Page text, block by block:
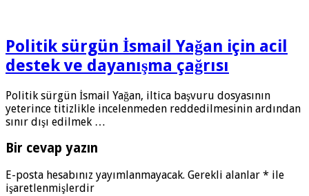
Politik sürgün İsmail Yağan için acil
destek ve dayanışma çağrısı
Politik sürgün İsmail Yağan, iltica başvuru dosyasının
yeterince titizlikle incelenmeden reddedilmesinin ardından
sınır dışı edilmek …
Bir cevap yazın
E-posta hesabınız yayımlanmayacak. Gerekli alanlar * ile
işaretlenmişlerdir